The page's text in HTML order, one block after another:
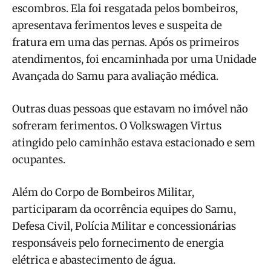
escombros. Ela foi resgatada pelos bombeiros,
apresentava ferimentos leves e suspeita de
fratura em uma das pernas. Após os primeiros
atendimentos, foi encaminhada por uma Unidade
Avançada do Samu para avaliação médica.
Outras duas pessoas que estavam no imóvel não
sofreram ferimentos. O Volkswagen Virtus
atingido pelo caminhão estava estacionado e sem
ocupantes.
Além do Corpo de Bombeiros Militar,
participaram da ocorrência equipes do Samu,
Defesa Civil, Polícia Militar e concessionárias
responsáveis pelo fornecimento de energia
elétrica e abastecimento de água.